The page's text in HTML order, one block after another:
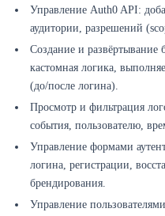
Управление Auth0 API:
аудитории, разрешений
Создание и
кастомная логика,
(до/после логина).
Просмотр и фильтрация
события, пользователю,
Управление формами
логина, регистрации,
брендирования.
Управление